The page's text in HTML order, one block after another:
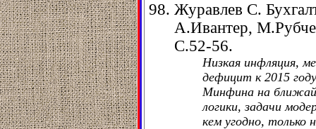
Журавлев С.
А.Ивантер,
С.52-56.
Низкая инфляция,
дефицит к 2015
Минфина на
логики, задачи
кем угодно, только